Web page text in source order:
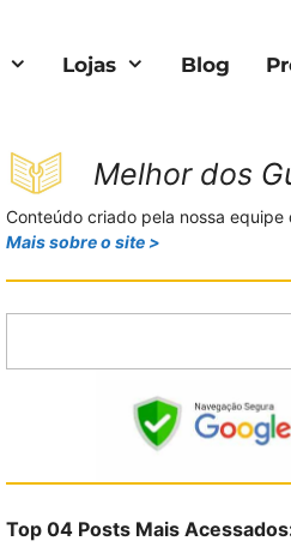
Lojas Blog
Melhor dos
Conteúdo criado pela nossa equipe
Mais sobre o site >
a
Top 04 Posts Mais